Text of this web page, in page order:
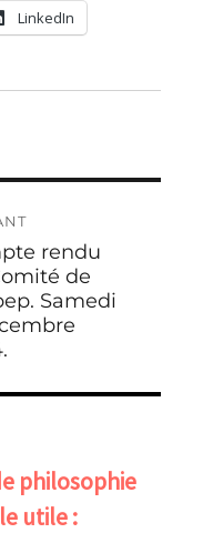
LinkedIn
rendu
de
Samedi
philosophie
utile :